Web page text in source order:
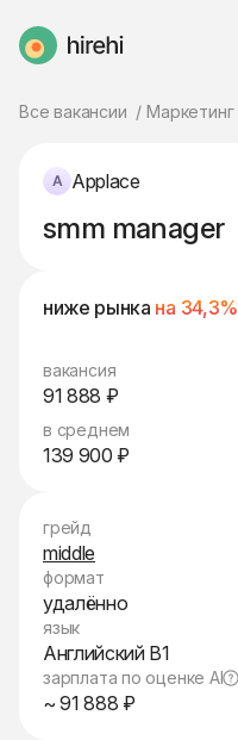
HireHi
Все вакансии Маркетинг
Applace
smm manager
ниже рынка на 34,3%
вакансия
91 888 ₽
в среднем
139 900 ₽
грейд
middle
формат
удалённо
язык
Английский B1
зарплата по оценке AI
~ 91 888 ₽